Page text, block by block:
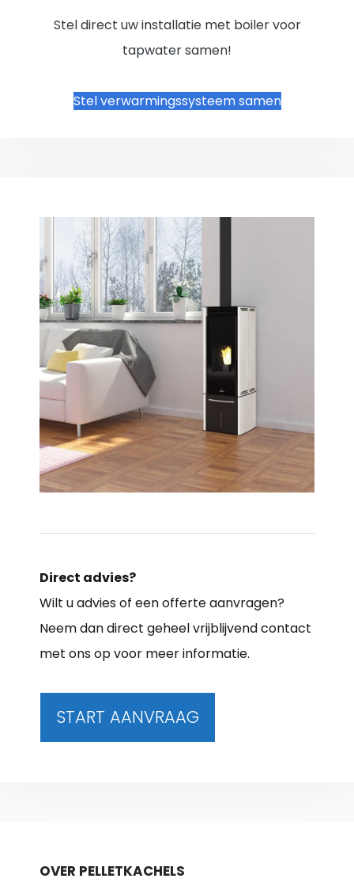
Stel direct uw installatie met boiler voor
tapwater samen!
Stel verwarmingssysteem samen
Direct advies?
Wilt u advies of een offerte aanvragen?
Neem dan direct geheel vrijblijvend contact
met ons op voor meer informatie.
START AANVRAAG
OVER PELLETKACHELS